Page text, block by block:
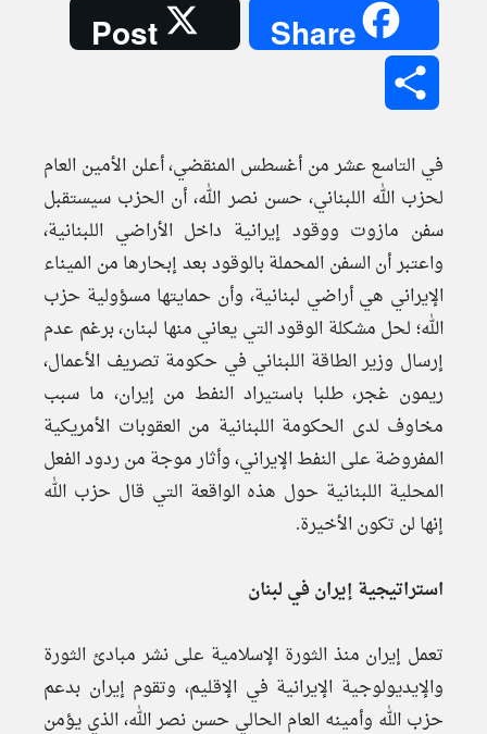
Share
Post
في التاسع عشر من أغسطس المنقضي، أعلن الأمين العام
لحزب الله اللبناني، حسن نصر الله، أن الحزب سيستقبل
سفن مازوت ووقود إيرانية داخل الأراضي اللبنانية،
واعتبر أن السفن المحملة بالوقود بعد إبحارها من الميناء
الإيراني هي أراضي لبنانية، وأن حمايتها مسؤولية حزب
الله؛ لحل مشكلة الوقود التي يعاني منها لبنان، برغم عدم
إرسال وزير الطاقة اللبناني في حكومة تصريف الأعمال،
ريمون غجر، طلبا باستيراد النفط من إيران، ما سبب
مخاوف لدى الحكومة اللبنانية من العقوبات الأمريكية
المفروضة على النفط الإيراني، وأثار موجة من ردود الفعل
المحلية اللبنانية حول هذه الواقعة التي قال حزب الله
إنها لن تكون الأخيرة.
استراتيجية إيران في لبنان
تعمل إيران منذ الثورة الإسلامية على نشر مبادئ الثورة
والإيديولوجية الإيرانية في الإقليم، وتقوم إيران بدعم
حزب الله وأمينه العام الحالي حسن نصر الله، الذي يؤمن